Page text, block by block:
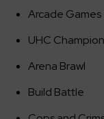
Arcade Games
UHC
Arena Brawl
Build Battle